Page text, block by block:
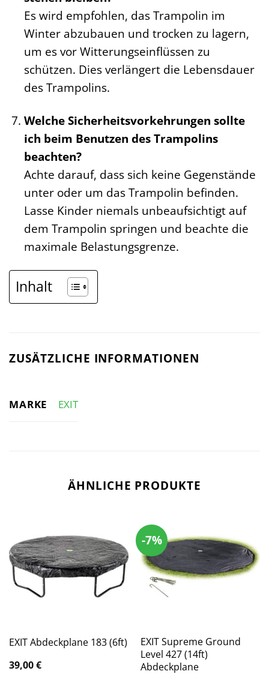
Es wird empfohlen, das Trampolin im
Winter abzubauen und trocken zu lagern,
um es vor Witterungseinflüssen zu
schützen. Dies verlängert die Lebensdauer
des Trampolins.
Welche Sicherheitsvorkehrungen sollte
ich beim Benutzen des Trampolins
beachten?
Achte darauf, dass sich keine Gegenstände
unter oder um das Trampolin befinden.
Lasse Kinder niemals unbeaufsichtigt auf
dem Trampolin springen und beachte die
maximale Belastungsgrenze.
Inhalt
ZUSÄTZLICHE INFORMATIONEN
MARKE EXIT
ÄHNLICHE PRODUKTE
EXIT Abdeckplane 183 (6ft)
39,00€
-7%
EXIT Supreme Ground
Level 427 (14ft)
Abdeckplane